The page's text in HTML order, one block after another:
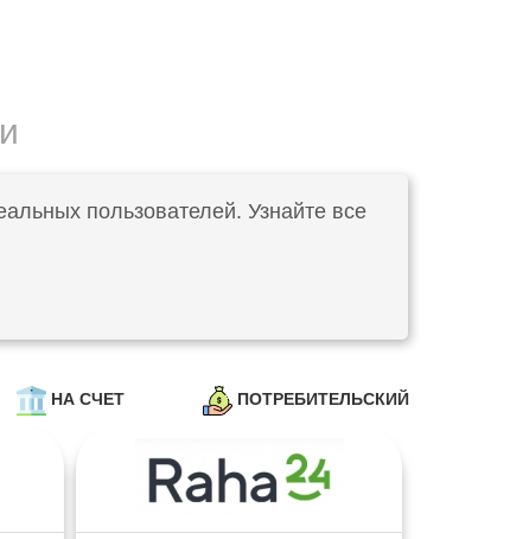
пользователей. Узнайте все
НА СЧЕТ ПОТРЕБИТЕЛЬСКИЙ